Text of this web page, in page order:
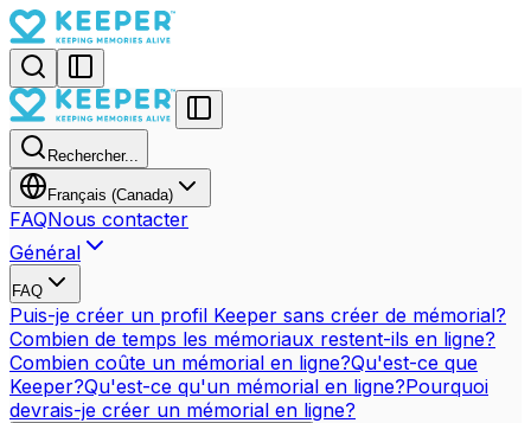
Rechercher...
Français (Canada)
FAQNous contacter
Général
FAQ
Puis-je créer un profil Keeper sans créer de mémorial?
Combien de temps les mémoriaux restent-ils en ligne?
Combien coûte un mémorial en ligne?Qu'est-ce que
Keeper?Qu'est-ce qu'un mémorial en ligne?Pourquoi
devrais-je créer un mémorial en ligne?